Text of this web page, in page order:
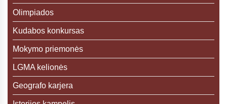
Olimpiados
Kudabos konkursas
Mokymo priemonės
LGMA kelionės
Geografo karjera